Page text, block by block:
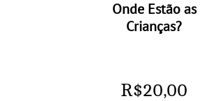
Onde Estão as
Crianças?
R$20,00